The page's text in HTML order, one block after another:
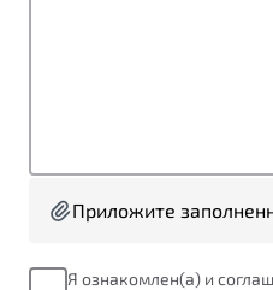
Автомобили в
Тест-драйв
Спецпредложения
Преимущества
Приложите
Я ознакомлен(а) и